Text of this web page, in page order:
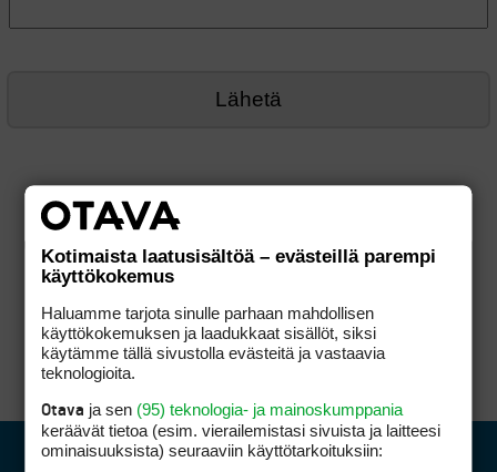
Kotimaista laatusisältöä – evästeillä parempi
käyttökokemus
Haluamme tarjota sinulle parhaan mahdollisen
käyttökokemuksen ja laadukkaat sisällöt, siksi
käytämme tällä sivustolla evästeitä ja vastaavia
teknologioita.
Otava ja sen (95) teknologia- ja mainoskumppania
keräävät tietoa (esim. vierailemis­tasi sivuista ja laitteesi
ominaisuuk­sista) seuraaviin käyttötarkoituksiin: